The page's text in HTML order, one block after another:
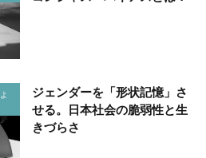
ジェンダーを「形状記憶」さ
せる。日本社会の脆弱性と生
きづらさ